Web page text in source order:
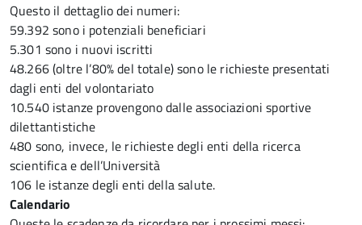
Questo il dettaglio dei numeri:
59.392 sono i potenziali beneficiari
5.301 sono i nuovi iscritti
48.266 (oltre l’80% del totale) sono le richieste presentati
dagli enti del volontariato
10.540 istanze provengono dalle associazioni sportive
dilettantistiche
480 sono, invece, le richieste degli enti della ricerca
scientifica e dell’Università
106 le istanze degli enti della salute.
Calendario